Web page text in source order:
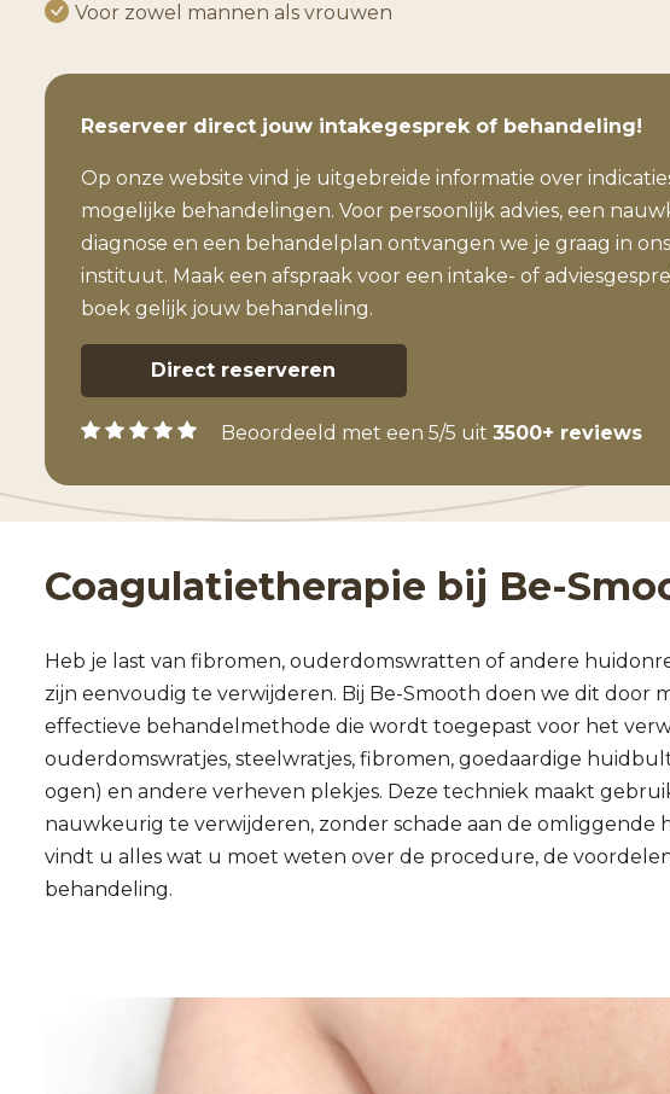
Voor zowel mannen als vrouwen
Reserveer direct jouw intakegesprek of behandeling!
Op onze website vind je uitgebreide informatie over
mogelijke behandelingen. Voor persoonlijk advies, een
diagnose en een behandelplan ontvangen we je graag in ons
instituut. Maak een afspraak voor een intake- of
boek gelijk jouw behandeling.
Direct reserveren
Beoordeeld met een 5/5 uit 3500+ reviews
Coagulatietherapie bij Be-
Heb je last van fibromen, ouderdomswratten of andere
zijn eenvoudig te verwijderen. Bij Be-Smooth doen we dit door
effectieve behandelmethode die wordt toegepast voor het
ouderdomswratjes, steelwratjes, fibromen, goedaardige
ogen) en andere verheven plekjes. Deze techniek maakt
nauwkeurig te verwijderen, zonder schade aan de
vindt u alles wat u moet weten over de procedure, de
behandeling.